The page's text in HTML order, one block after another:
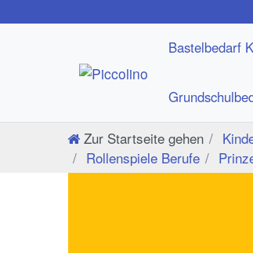
Bastelbedarf
Zur Startseite gehen
Rollenspiele Berufe